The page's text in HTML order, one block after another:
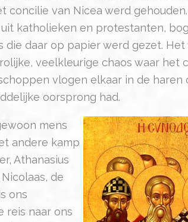
concilie van Nicea werd
katholieken en protestanten,
daar op papier werd gezet.
veelkleurige chaos waar het
vlogen elkaar in de haren
oorsprong had.
mens
andere kamp
Athanasius
de
ons
reis naar ons